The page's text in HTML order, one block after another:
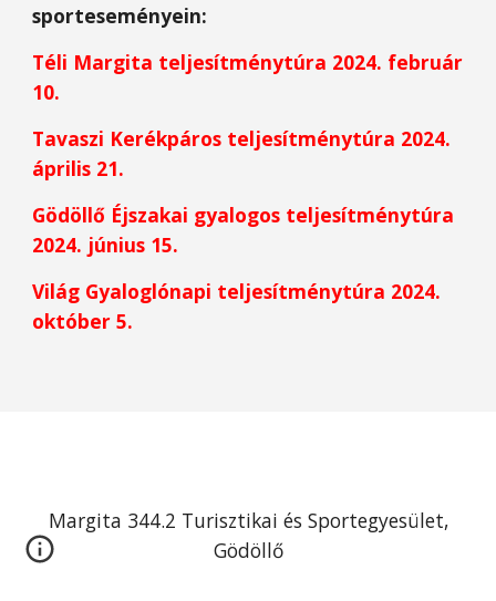
sporteseményein:
Téli Margita teljesítménytúra 2024. február
10.
Tavaszi Kerékpáros teljesítménytúra 2024.
április 21.
Gödöllő Éjszakai gyalogos teljesítménytúra
2024. június 15.
Világ Gyaloglónapi teljesítménytúra 2024.
október 5.
Margita 344.2 Turisztikai és Sportegyesület,
Gödöllő